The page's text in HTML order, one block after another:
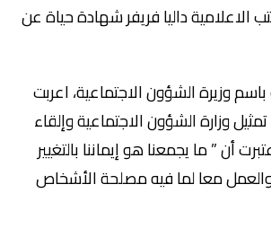
الاعلامية داليا فريفر شهادة حياة عن
وزيرة الشؤون الاجتماعية، اعربت
وزارة الشؤون الاجتماعية وإلقاء
أن ” ما يجمعنا هو إيماننا بالتغيير
والعمل معا لما فيه مصلحة الأشخاص